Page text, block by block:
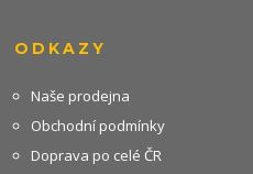
ODKAZY
Naše prodejna
Obchodní podmínky
Doprava po celé ČR